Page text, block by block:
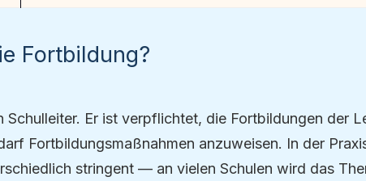
Fortbildung?
Schulleiter. Er ist verpflichtet, die Fortbildungen der
Fortbildungsmaßnahmen anzuweisen. In der
stringent — an vielen Schulen wird das